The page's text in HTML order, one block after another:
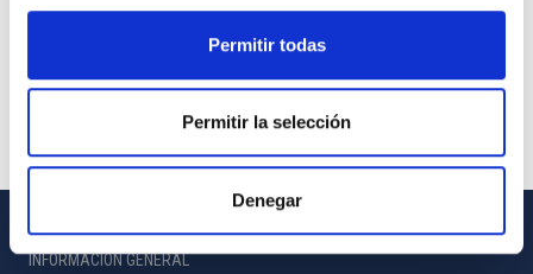
Permitir todas
Permitir la selección
Denegar
INFORMACIÓN GENERAL